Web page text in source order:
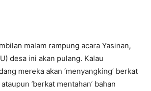
malam rampung acara Yasinan,
desa ini akan pulang. Kalau
mereka akan ‘menyangking’ berkat
‘berkat mentahan’ bahan